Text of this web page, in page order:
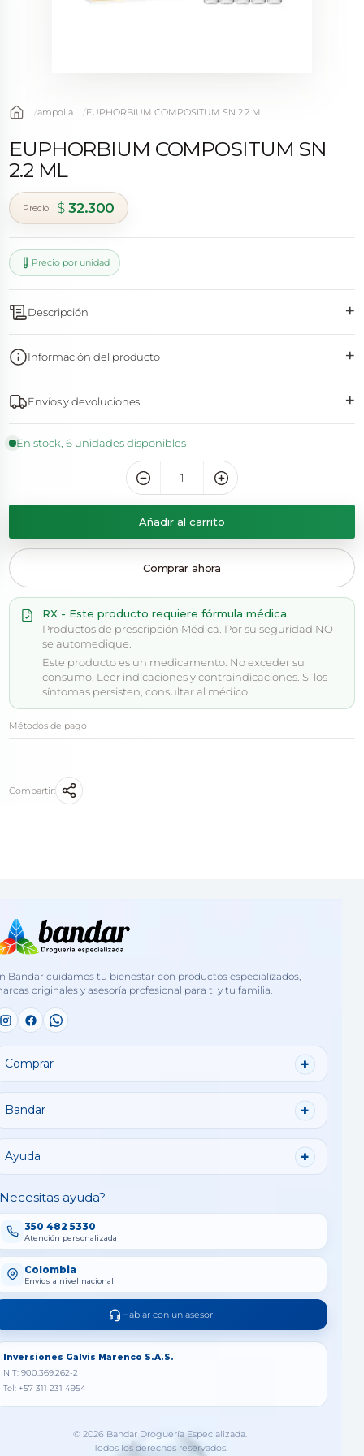
ampolla EUPHORBIUM COMPOSITUM SN 2.2 ML
EUPHORBIUM COMPOSITUM SN
2.2 ML
$32.300
Precio por unidad
Descripción +
Información del producto +
Envíos y devoluciones +
En stock, 6 unidades disponibles
Añadir al carrito
Comprar ahora
RX - Este producto requiere fórmula médica.
Productos de prescripción Médica. Por su seguridad NO
se automedique.
Este producto es un medicamento. No exceder su
consumo. Leer indicaciones y contraindicaciones. Si los
síntomas persisten, consultar al médico.
Métodos de pago
Compartir:
Bandar cuidamos tu bienestar con productos especializados,
originales y asesoría profesional para ti y tu familia.
Comprar
Bandar
Ayuda
ayuda?
350 482 5330
Atención personalizada
Colombia
Envíos a nivel nacional
Hablar con un asesor
Inversiones Galvis Marenco S.A.S.
NIT: 900.369.262-2
Tel: +57 311 231 4954
© 2026 Bandar Droguería Especializada.
Todos los derechos reservados.